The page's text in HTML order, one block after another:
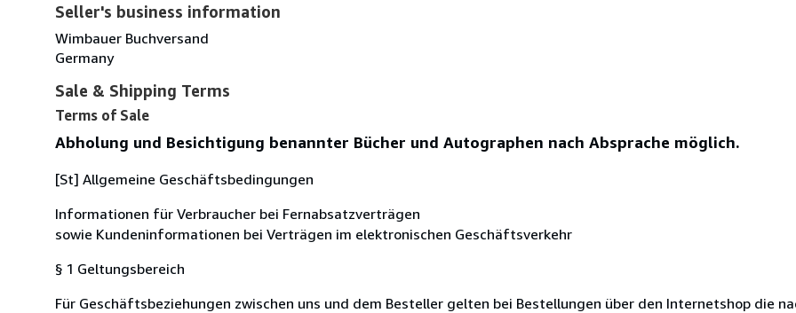
Seller's business information
Wimbauer Buchversand
Germany
Sale & Shipping Terms
Terms of Sale
Abholung und Besichtigung benannter Bücher und Autographen nach Absprache möglich.
[St] Allgemeine Geschäftsbedingungen
Informationen für Verbraucher bei Fernabsatzverträgen
sowie Kundeninformationen bei Verträgen im elektronischen Geschäftsverkehr
§ 1 Geltungsbereich
Für Geschäftsbeziehungen zwischen uns und dem Besteller gelten bei Bestellungen über den Internetshop die